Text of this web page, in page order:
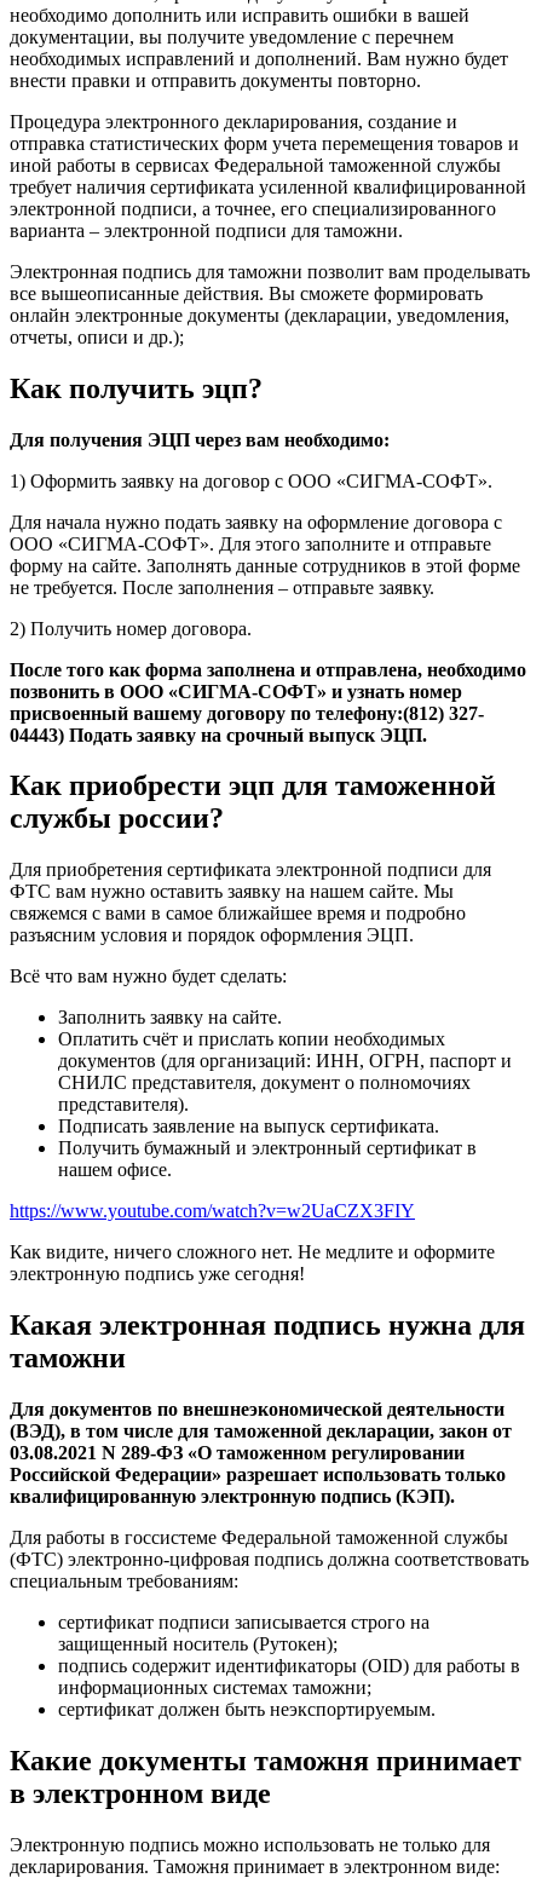
необходимо дополнить или исправить ошибки в вашей
документации, вы получите уведомление с перечнем
необходимых исправлений и дополнений. Вам нужно будет
внести правки и отправить документы повторно.
Процедура электронного декларирования, создание и
отправка статистических форм учета перемещения товаров и
иной работы в сервисах Федеральной таможенной службы
требует наличия сертификата усиленной квалифицированной
электронной подписи, а точнее, его специализированного
варианта – электронной подписи для таможни.
Электронная подпись для таможни позволит вам проделывать
все вышеописанные действия. Вы сможете формировать
онлайн электронные документы (декларации, уведомления,
отчеты, описи и др.);
Как получить эцп?
Для получения ЭЦП через вам необходимо:
1) Оформить заявку на договор с ООО «СИГМА-СОФТ».
Для начала нужно подать заявку на оформление договора с
ООО «СИГМА-СОФТ». Для этого заполните и отправьте
форму на сайте. Заполнять данные сотрудников в этой форме
не требуется. После заполнения – отправьте заявку.
2) Получить номер договора.
После того как форма заполнена и отправлена, необходимо
позвонить в ООО «СИГМА-СОФТ» и узнать номер
присвоенный вашему договору по телефону:(812) 327-
04443) Подать заявку на срочный выпуск ЭЦП.
Как приобрести эцп для таможенной
службы россии?
Для приобретения сертификата электронной подписи для
ФТС вам нужно оставить заявку на нашем сайте. Мы
свяжемся с вами в самое ближайшее время и подробно
разъясним условия и порядок оформления ЭЦП.
Всё что вам нужно будет сделать:
Заполнить заявку на сайте.
Оплатить счёт и прислать копии необходимых
документов (для организаций: ИНН, ОГРН, паспорт и
СНИЛС представителя, документ о полномочиях
представителя).
Подписать заявление на выпуск сертификата.
Получить бумажный и электронный сертификат в
нашем офисе.
https://www.youtube.com/watch?v=w2UaCZX3FIY
Как видите, ничего сложного нет. Не медлите и оформите
электронную подпись уже сегодня!
Какая электронная подпись нужна для
таможни
Для документов по внешнеэкономической деятельности
(ВЭД), в том числе для таможенной декларации, закон от
03.08.2021 N 289‑ФЗ «О таможенном регулировании
Российской Федерации» разрешает использовать только
квалифицированную электронную подпись (КЭП).
Для работы в госсистеме Федеральной таможенной службы
(ФТС) электронно‑цифровая подпись должна соответствовать
специальным требованиям:
сертификат подписи записывается строго на
защищенный носитель (Рутокен);
подпись содержит идентификаторы (OID) для работы в
информационных системах таможни;
сертификат должен быть неэкспортируемым.
Какие документы таможня принимает
в электронном виде
Электронную подпись можно использовать не только для
декларирования. Таможня принимает в электронном виде: